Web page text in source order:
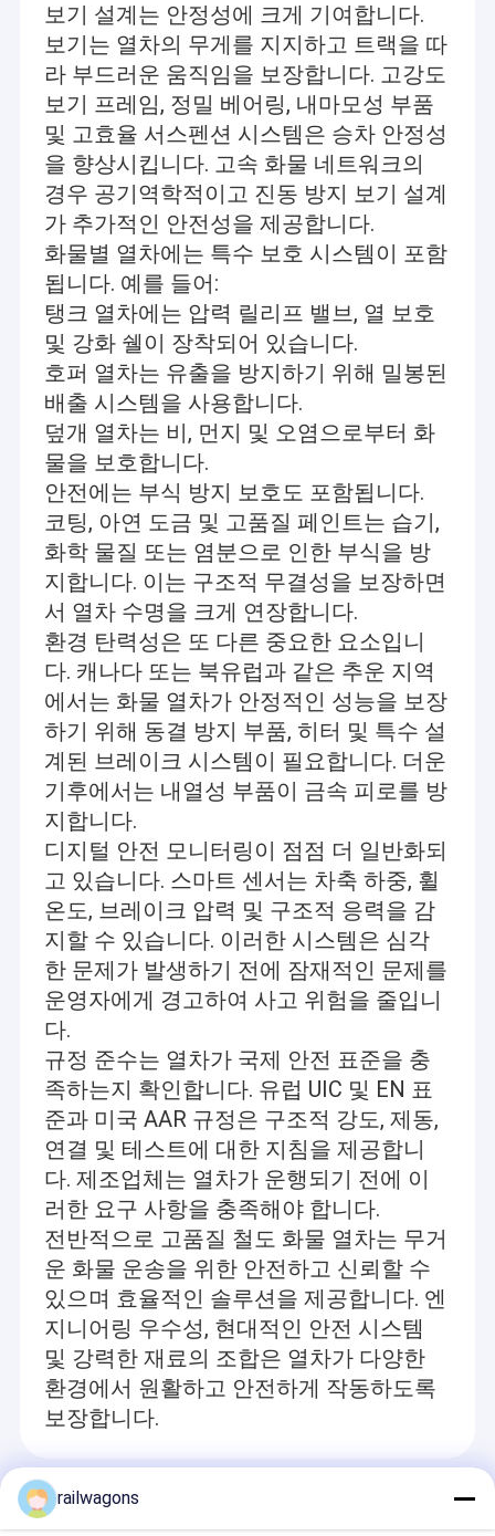
집
제품
우리 에 관한 것
공장 투어
품질 관리
저희와 연락
인용 을 요청 하십시오
철도 수송비 왜건
경편궤도 호퍼차
경편궤도 탱커 왜건
컨테이너 평평한 왜건
보기 설계는 안정성에 크게 기여합니다.
보기는 열차의 무게를 지지하고 트랙을 따
라 부드러운 움직임을 보장합니다. 고강도
보기 프레임, 정밀 베어링, 내마모성 부품
및 고효율 서스펜션 시스템은 승차 안정성
을 향상시킵니다. 고속 화물 네트워크의
경우 공기역학적이고 진동 방지 보기 설계
가 추가적인 안전성을 제공합니다.
화물별 열차에는 특수 보호 시스템이 포함
됩니다. 예를 들어:
탱크 열차에는 압력 릴리프 밸브, 열 보호
및 강화 쉘이 장착되어 있습니다.
호퍼 열차는 유출을 방지하기 위해 밀봉된
배출 시스템을 사용합니다.
덮개 열차는 비, 먼지 및 오염으로부터 화
물을 보호합니다.
안전에는 부식 방지 보호도 포함됩니다.
코팅, 아연 도금 및 고품질 페인트는 습기,
화학 물질 또는 염분으로 인한 부식을 방
지합니다. 이는 구조적 무결성을 보장하면
서 열차 수명을 크게 연장합니다.
환경 탄력성은 또 다른 중요한 요소입니
다. 캐나다 또는 북유럽과 같은 추운 지역
에서는 화물 열차가 안정적인 성능을 보장
하기 위해 동결 방지 부품, 히터 및 특수 설
계된 브레이크 시스템이 필요합니다. 더운
기후에서는 내열성 부품이 금속 피로를 방
지합니다.
디지털 안전 모니터링이 점점 더 일반화되
고 있습니다. 스마트 센서는 차축 하중, 휠
온도, 브레이크 압력 및 구조적 응력을 감
지할 수 있습니다. 이러한 시스템은 심각
한 문제가 발생하기 전에 잠재적인 문제를
운영자에게 경고하여 사고 위험을 줄입니
다.
규정 준수는 열차가 국제 안전 표준을 충
족하는지 확인합니다. 유럽 UIC 및 EN 표
준과 미국 AAR 규정은 구조적 강도, 제동,
연결 및 테스트에 대한 지침을 제공합니
다. 제조업체는 열차가 운행되기 전에 이
러한 요구 사항을 충족해야 합니다.
전반적으로 고품질 철도 화물 열차는 무거
운 화물 운송을 위한 안전하고 신뢰할 수
있으며 효율적인 솔루션을 제공합니다. 엔
지니어링 우수성, 현대적인 안전 시스템
및 강력한 재료의 조합은 열차가 다양한
환경에서 원활하고 안전하게 작동하도록
보장합니다.
Recommended Products
통링 티에케 철도 기자재 주식회사 (티에케 철도)은 2016년에 중국
철도청 하에 공장으로부터 변환된 첨단 기술 민간 기업입니다. 다
양한 철도 왜건을 빌리고 셀프 사용을 위한 철도 선로를 소유하는
인더스트리얼과 마이닝, 야금학, 화학, 석유, 에너지, 기호논리학과
지방철도 교통의 고객들에게 다양한 왜건 예비품을 제공하면서, 그
것은 제조업, 수리에서 분화시킵니다.
티에케 철도는 방법과 고속도 열차와 난징 루커우 국제공항을 나타
내기 위한 유익한 거리로, 사자 산 첨단 기술 산업 개발 구역, 통링
시, 안휘성에 위치합니다. 그것은 850만 USD 등록 수도, 60000㎡
covered 지역과 30000㎡plant 지역을 가지고 있습니다. 250명의 근로
자가 있으며, 그것의 30이 고위이고 중간 기술자들이고, 중국철도
의 부유한 조업 경험을 가집니다.
통링 티에케 철도 기자재 주식회사는 철도 왜건 제조와 수리를 위
한 완전한 제품 라인을 가지고 있습니다. 그것은 철도 왜건 R&D와
같은 포괄적인 서비스를 제공할 수 있고 제조업, 철도 왜건 재구성,
철도 왜건 수리, 철도 왜건 렌팅, 철도가 예비품과 등을 왜건. 그것
은 무개 화차, 평평한 왜건, 자체 부림 화차, 뜨거운 금속 왜건, 호퍼
차와 다른 특수 함수 왜건과 같은 다양한 경편궤도 왜건을 제조하
고 유지하고 수리합니다. 게다가, 시스템 각부와 다른 웨건 일부를
연결하면서, 티에케 철도는 시스템 각부에 브레이크를 걸면서, 다
양한 종류의 웨건 악귀들, 윤축과 같은 웨건 예비품을 제조하고 공
급할 수 있습니다. 매년 티에케 철도는 1000 이상 세트 왜건, 수리
왜건 예비품을 제조할 수 있습니다.
민간기업이 철도 차량을 공기업과 중심 기업에게 빌려주기 위한 전
례를 만드는 600대 세트 평평한 왜건, 차이나 레일웨이 그룹(CRG),
railwagons